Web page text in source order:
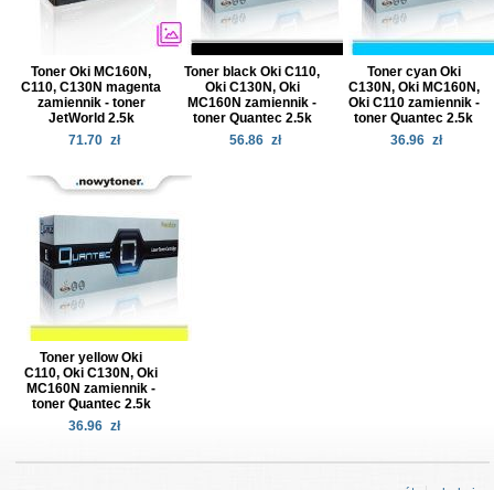
Toner Oki MC160N,
C110, C130N magenta
zamiennik - toner
JetWorld 2.5k
71.70 zł
Toner black Oki C110,
Oki C130N, Oki
MC160N zamiennik -
toner Quantec 2.5k
56.86 zł
Toner cyan Oki
C130N, Oki MC160N,
Oki C110 zamiennik -
toner Quantec 2.5k
36.96 zł
Toner yellow Oki
C110, Oki C130N, Oki
MC160N zamiennik -
toner Quantec 2.5k
36.96 zł